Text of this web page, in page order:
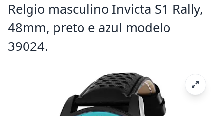
Relgio masculino Invicta S1 Rally,
48mm, preto e azul modelo
39024.